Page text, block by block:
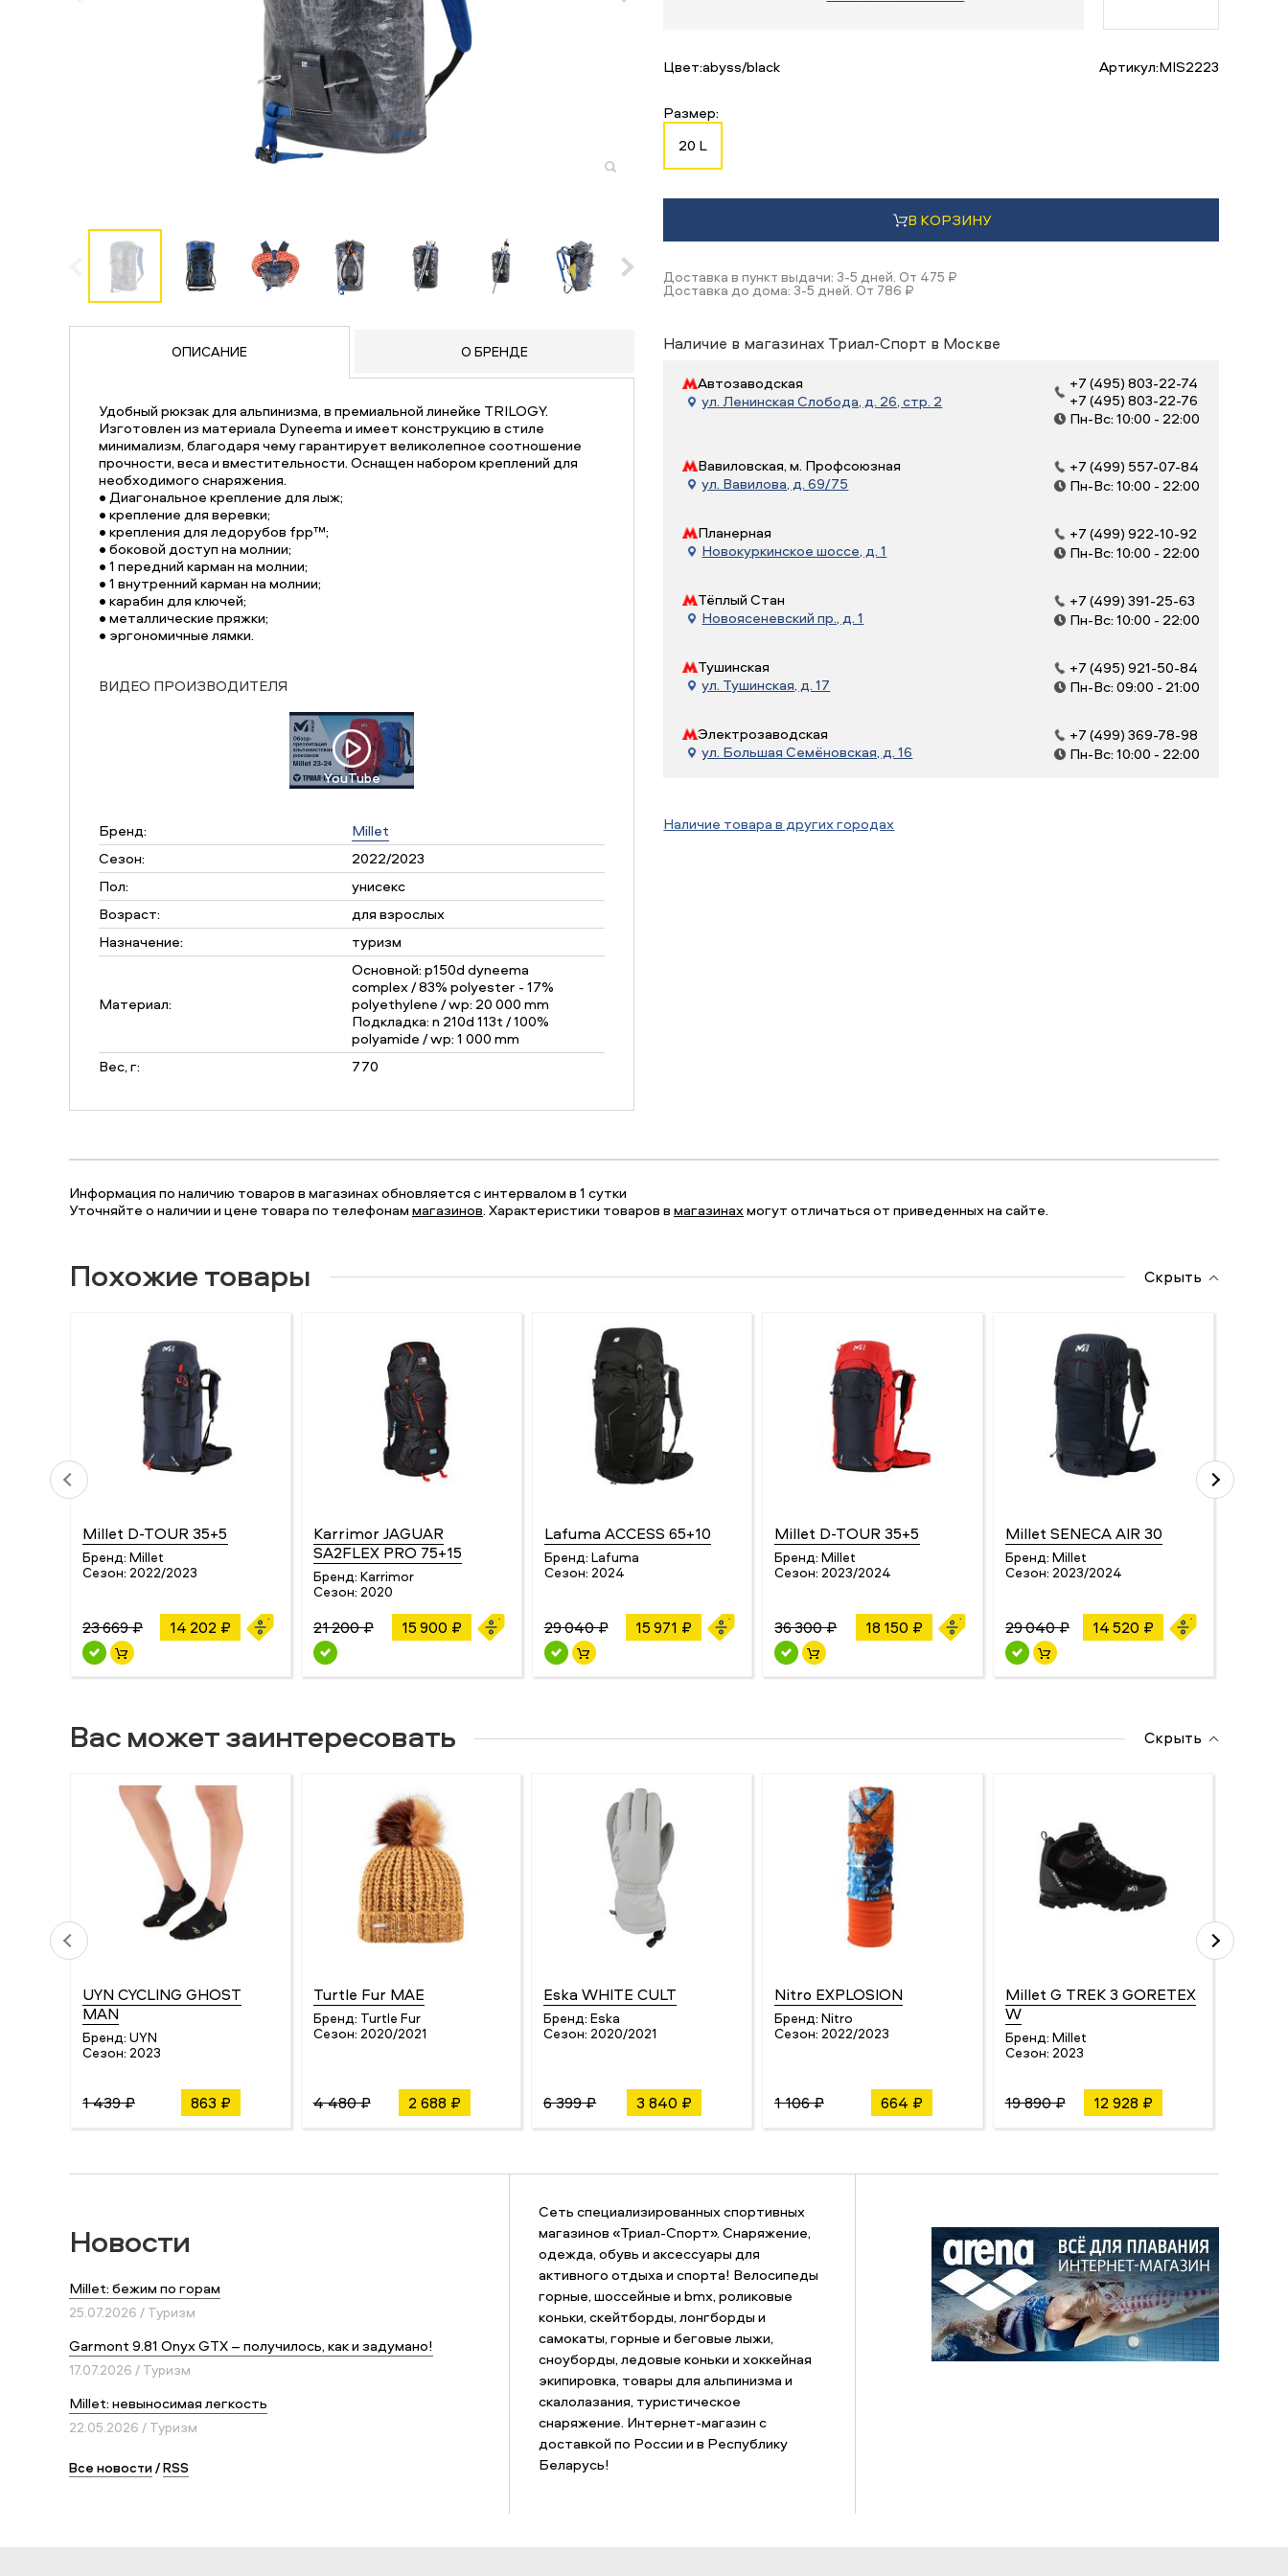
ОПИСАНИЕ О БРЕНДЕ
Удобный рюкзак для альпинизма, в премиальной линейке TRILOGY.
Изготовлен из материала Dyneema и имеет конструкцию в стиле
минимализм, благодаря чему гарантирует великолепное соотношение
прочности, веса и вместительности. Оснащен набором креплений для
необходимого снаряжения.
• Диагональное крепление для лыж;
• крепление для веревки;
• крепления для ледорубов fpp™;
• боковой доступ на молнии;
• 1 передний карман на молнии;
• 1 внутренний карман на молнии;
• карабин для ключей;
• металлические пряжки;
• эргономичные лямки.
ВИДЕО ПРОИЗВОДИТЕЛЯ
YouTube
Бренд:
Millet
Сезон:
2022/2023
Пол:
унисекс
Возраст:
для взрослых
Назначение:
туризм
Материал:
Основной: p150d dyneema
complex / 83% polyester - 17%
polyethylene / wp: 20 000 mm
Подкладка: n 210d 113t / 100%
polyamide / wp: 1 000 mm
Вес, г:
770
Цвет:abyss/black Артикул:MIS2223
Размер:
20 L
В КОРЗИНУ
Доставка в пункт выдачи: 3-5 дней. От 475 ₽
Доставка до дома: 3-5 дней. От 786 ₽
Наличие в магазинах Триал-Спорт в Москве
Автозаводская
ул. Ленинская Слобода, д. 26, стр. 2
+7 (495) 803-22-74
+7 (495) 803-22-76
Пн-Вс: 10:00 - 22:00
Вавиловская, м. Профсоюзная
ул. Вавилова, д. 69/75
+7 (499) 557-07-84
Пн-Вс: 10:00 - 22:00
Планерная
Новокуркинское шоссе, д. 1
+7 (499) 922-10-92
Пн-Вс: 10:00 - 22:00
Тёплый Стан
Новоясеневский пр., д. 1
+7 (499) 391-25-63
Пн-Вс: 10:00 - 22:00
Тушинская
ул. Тушинская, д. 17
+7 (495) 921-50-84
Пн-Вс: 09:00 - 21:00
Электрозаводская
ул. Большая Семёновская, д. 16
+7 (499) 369-78-98
Пн-Вс: 10:00 - 22:00
Наличие товара в других городах
Информация по наличию товаров в магазинах обновляется с интервалом в 1 сутки
Уточняйте о наличии и цене товара по телефонаммагазинов. Характеристики товаров вмагазинахмогут отличаться от приведенных на сайте.
Похожие товары Скрыть
Millet D-TOUR 35+5
Бренд: Millet
Сезон: 2022/2023
23 669 ₽ 14 202 ₽
Karrimor JAGUAR
SA2FLEX PRO 75+15
Бренд: Karrimor
Сезон: 2020
21 200 ₽ 15 900 ₽
Lafuma ACCESS 65+10
Бренд: Lafuma
Сезон: 2024
29 040 ₽ 15 971 ₽
Millet D-TOUR 35+5
Бренд: Millet
Сезон: 2023/2024
36 300 ₽ 18 150 ₽
Millet SENECA AIR 30
Бренд: Millet
Сезон: 2023/2024
29 040 ₽ 14 520 ₽
Вас может заинтересовать Скрыть
UYN CYCLING GHOST
MAN
Бренд: UYN
Сезон: 2023
1 439 ₽ 863 ₽
Turtle Fur MAE
Бренд: Turtle Fur
Сезон: 2020/2021
4 480 ₽ 2 688 ₽
Eska WHITE CULT
Бренд: Eska
Сезон: 2020/2021
6 399 ₽ 3 840 ₽
Nitro EXPLOSION
Бренд: Nitro
Сезон: 2022/2023
1 106 ₽ 664 ₽
Millet G TREK 3 GORETEX
W
Бренд: Millet
Сезон: 2023
19 890 ₽ 12 928 ₽
Новости
Millet: бежим по горам
25.07.2026 / Туризм
Garmont 9.81 Onyx GTX – получилось, как и задумано!
17.07.2026 / Туризм
Millet: невыносимая легкость
22.05.2026 / Туризм
Все новости/RSS
Сеть специализированных спортивных
магазинов «Триал-Спорт». Снаряжение,
одежда, обувь и аксессуары для
активного отдыха и спорта! Велосипеды
горные, шоссейные и bmx, роликовые
коньки, скейтборды, лонгборды и
самокаты, горные и беговые лыжи,
сноуборды, ледовые коньки и хоккейная
экипировка, товары для альпинизма и
скалолазания, туристическое
снаряжение. Интернет-магазин с
доставкой по России и в Республику
Беларусь!